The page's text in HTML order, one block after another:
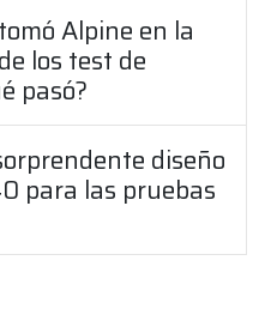
Alpine en la
los test de
pasó?
diseño
para las pruebas